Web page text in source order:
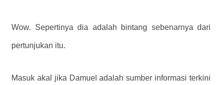
Wow. Sepertinya dia adalah bintang sebenarnya dari
pertunjukan itu.
Masuk akal jika Damuel adalah sumber informasi terkini